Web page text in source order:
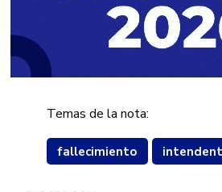
Temas de la nota:
fallecimiento